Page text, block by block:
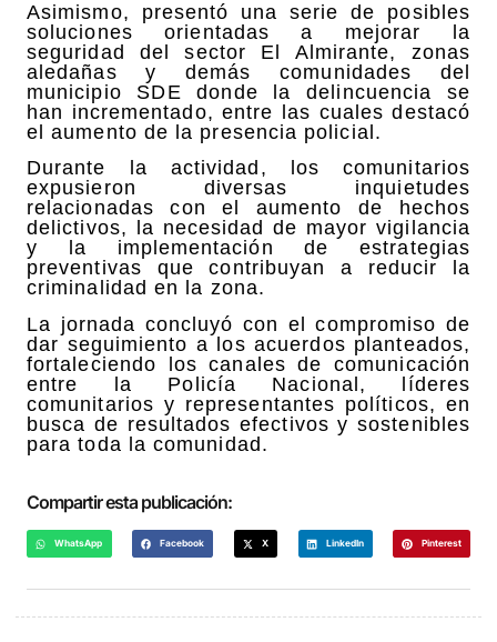
Asimismo, presentó una serie de posibles
soluciones orientadas a mejorar la
seguridad del sector El Almirante, zonas
aledañas y demás comunidades del
municipio SDE donde la delincuencia se
han incrementado, entre las cuales destacó
el aumento de la presencia policial.
Durante la actividad, los comunitarios
expusieron diversas inquietudes
relacionadas con el aumento de hechos
delictivos, la necesidad de mayor vigilancia
y la implementación de estrategias
preventivas que contribuyan a reducir la
criminalidad en la zona.
La jornada concluyó con el compromiso de
dar seguimiento a los acuerdos planteados,
fortaleciendo los canales de comunicación
entre la Policía Nacional, líderes
comunitarios y representantes políticos, en
busca de resultados efectivos y sostenibles
para toda la comunidad.
Compartir esta publicación:
WhatsApp Facebook X LinkedIn Pinterest